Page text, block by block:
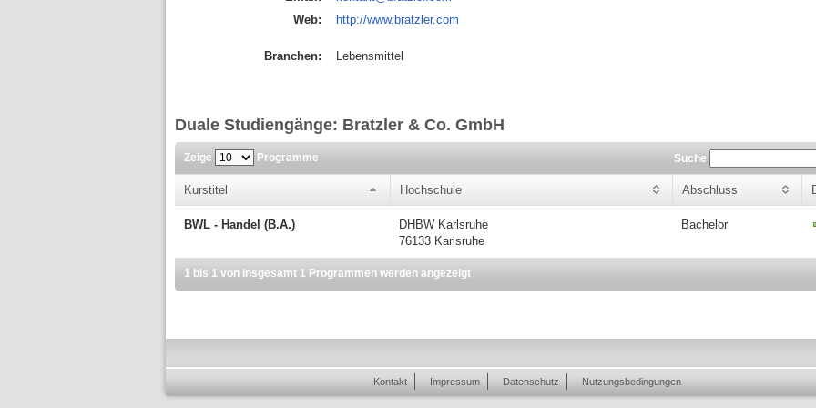
Web:
http://www.bratzler.com
Branchen: Lebensmittel
Duale Studiengänge: Bratzler & Co. GmbH
Zeige Programme Suche
Kurstitel Hochschule Abschluss
BWL - Handel (B.A.)
DHBW Karlsruhe
76133 Karlsruhe
Bachelor
1 bis 1 von insgesamt 1 Programmen werden angezeigt
Kontakt Impressum Datenschutz Nutzungsbedingungen